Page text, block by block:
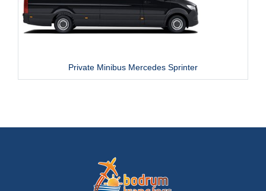
Private Minibus Mercedes Sprinter